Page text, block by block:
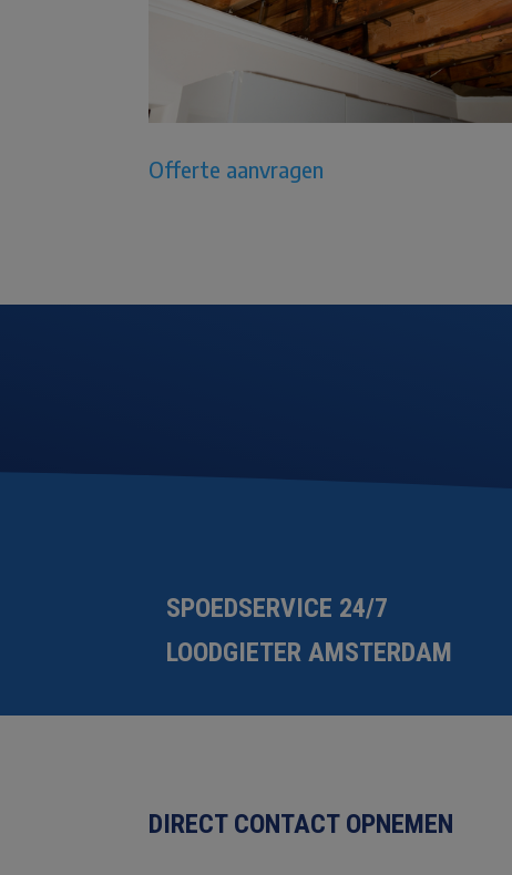
Offerte aanvragen
SPOEDSERVICE 24/7
LOODGIETER AMSTERDAM
DIRECT CONTACT OPNEMEN